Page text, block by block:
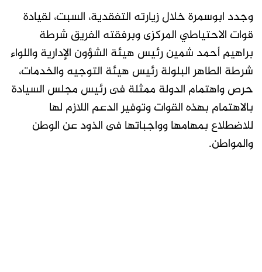
وجدد ابوسمرة خلال زيارته التفقدية، السبت، لقيادة
قوات الاحتياطي المركزى وبرفقته الفريق شرطة
براهيم أحمد شمين رئيس هيئة الشؤون الإدارية واللواء
شرطة الطاهر البلولة رئيس هيئة التوجيه والخدمات،
حرص واهتمام الدولة ممثلة فى رئيس مجلس السيادة
بالاهتمام بهذه القوات وتوفير الدعم اللازم لها
للاضطلاع بمهامها وواجباتها فى الذود عن الوطن
والمواطن.